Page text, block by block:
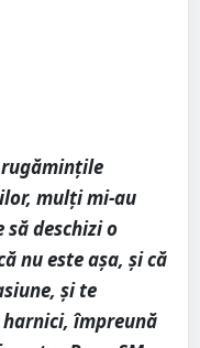
rugămințile
mulți mi-au
să deschizi o
nu este așa, și că
și te
împreună